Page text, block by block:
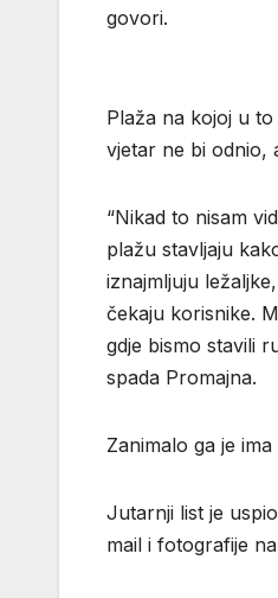
govori.
Plaža na kojoj u
vjetar ne bi odnio,
“Nikad to nisam
plažu stavljaju
iznajmljuju
čekaju korisnike.
gdje bismo stavili
spada Promajna.
Zanimalo ga je
Jutarnji list je
mail i fotografije